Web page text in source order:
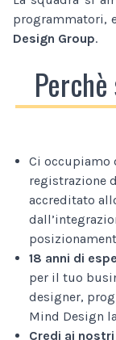
programmatori,
Design Group.
Ci occupiamo
registrazione
accreditato
18 anni di
per il tuo
designer,
Mind Design
Credi ai